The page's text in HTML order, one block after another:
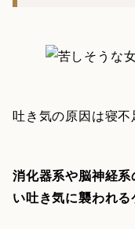
吐き気の原因は寝不
消化器系や脳神経
い吐き気に襲われ